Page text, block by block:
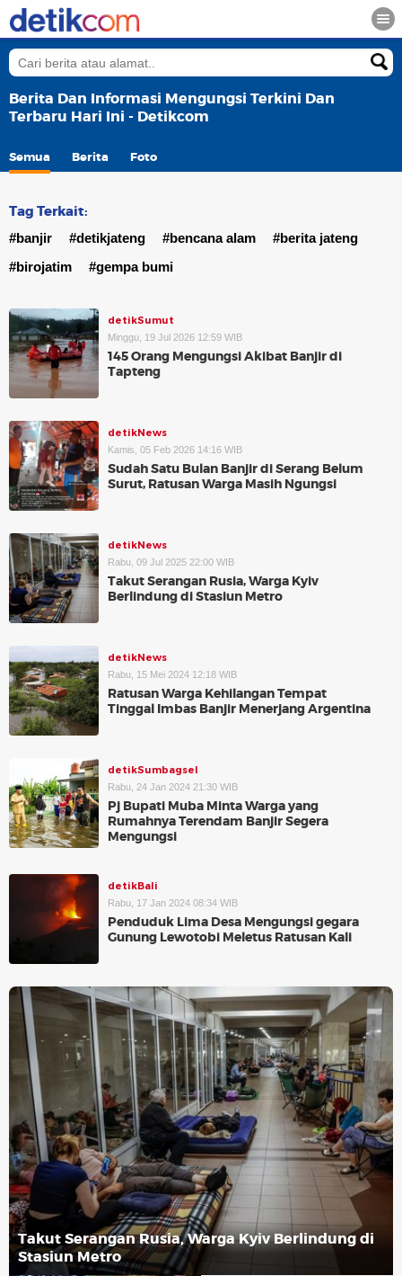
Berita Dan Informasi Mengungsi Terkini Dan
Terbaru Hari Ini - Detikcom
Semua Berita Foto
Tag Terkait:
#banjir #detikjateng #bencana alam
#berita jateng
#birojatim
#gempa bumi
detikSumut
Minggu, 19 Jul 2026 12:59 WIB
145 Orang Mengungsi Akibat Banjir di
Tapteng
detikNews
Kamis, 05 Feb 2026 14:16 WIB
Sudah Satu Bulan Banjir di Serang Belum
Surut, Ratusan Warga Masih Ngungsi
detikNews
Rabu, 09 Jul 2025 22:00 WIB
Takut Serangan Rusia, Warga Kyiv
Berlindung di Stasiun Metro
detikNews
Rabu, 15 Mei 2024 12:18 WIB
Ratusan Warga Kehilangan Tempat
Tinggal Imbas Banjir Menerjang Argentina
detikSumbagsel
Rabu, 24 Jan 2024 21:30 WIB
Pj Bupati Muba Minta Warga yang
Rumahnya Terendam Banjir Segera
Mengungsi
detikBali
Rabu, 17 Jan 2024 08:34 WIB
Penduduk Lima Desa Mengungsi gegara
Gunung Lewotobi Meletus Ratusan Kali
Takut Serangan Rusia, Warga Kyiv Berlindung di
Stasiun Metro